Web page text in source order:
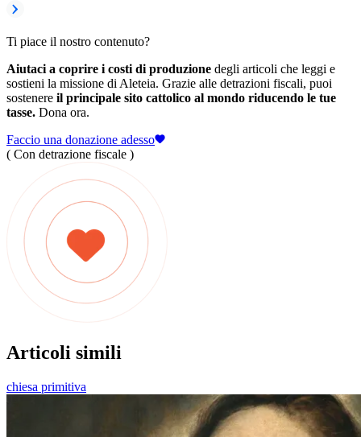
Ti piace il nostro contenuto?
Aiutaci a coprire i costi di produzione degli articoli che leggi e
sostieni la missione di Aleteia. Grazie alle detrazioni fiscali, puoi
sostenere il principale sito cattolico al mondo riducendo le tue
tasse. Dona ora.
Faccio una donazione adesso
( Con detrazione fiscale )
Articoli simili
chiesa primitiva